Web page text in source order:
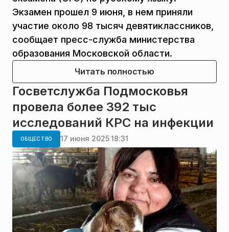
Экзамен прошел 9 июня, в нем приняли
участие около 98 тысяч девятиклассников,
сообщает пресс-служба министерства
образования Московской области.
Читать полностью
Госветслужба Подмосковья
провела более 392 тыс
исследований КРС на инфекции
ОБЩЕСТВО 17 июня 2025 18:31